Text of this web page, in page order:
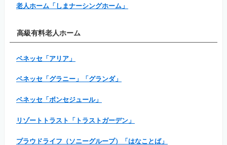
老人ホーム「しまナーシングホーム」
高級有料老人ホーム
ベネッセ「アリア」
ベネッセ「グラニー」「グランダ」
ベネッセ「ボンセジュール」
リゾートトラスト「トラストガーデン」
プラウドライフ（ソニーグループ）「はなことば」